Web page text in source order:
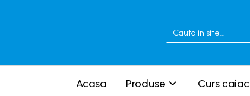
Acasa Produse Curs